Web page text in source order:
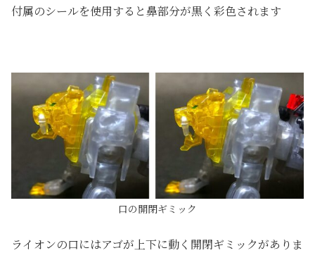
付属のシールを使用すると鼻部分が黒く彩色されます
口の開閉ギミック
ライオンの口にはアゴが上下に動く開閉ギミックがありま